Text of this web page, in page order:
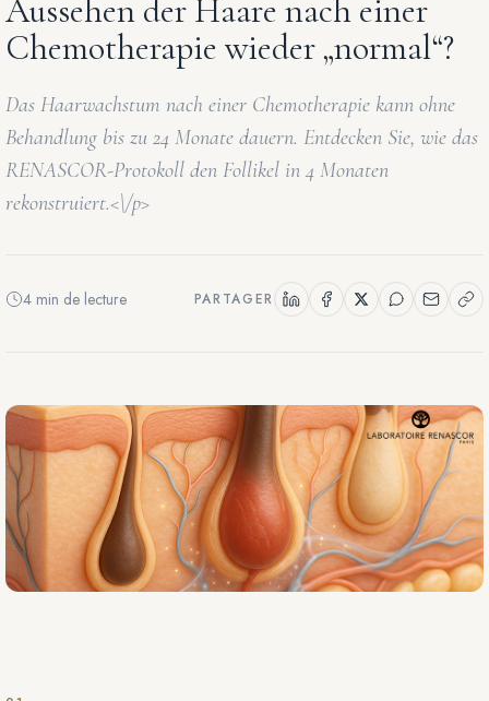
Aussehen der Haare nach einer
Chemotherapie wieder „normal“?
Das Haarwachstum nach einer Chemotherapie kann ohne
Behandlung bis zu 24 Monate dauern. Entdecken Sie, wie das
RENASCOR-Protokoll den Follikel in 4 Monaten
rekonstruiert.<\/p>
4 min de lecture PARTAGER